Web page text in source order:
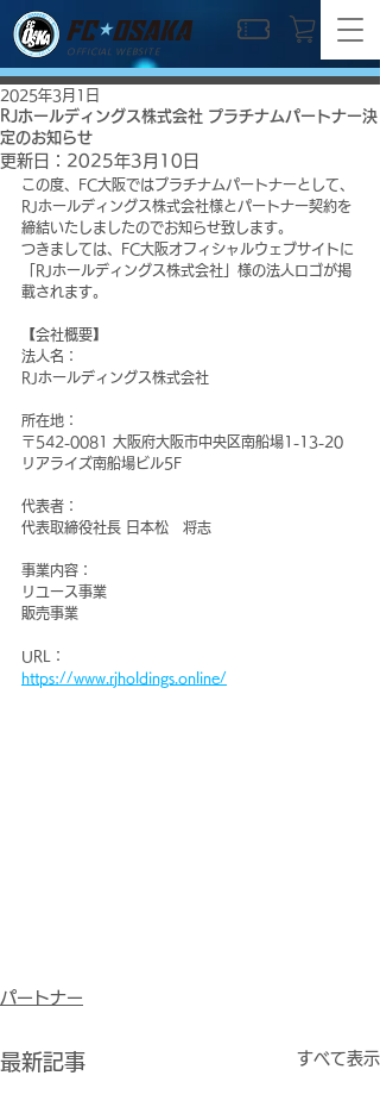
OFFICIAL WEBSITE
RJホールディングス株式会社 プラチナムパートナー決
定のお知らせ
2025年3月1日
更新日： 2025年3月10日
この度、FC大阪ではプラチナムパートナーとして、
RJホールディングス株式会社様とパートナー契約を
締結いたしましたのでお知らせ致します。
つきましては、FC大阪オフィシャルウェブサイトに
「RJホールディングス株式会社」様の法人ロゴが掲
載されます。
【会社概要】
法人名：
RJホールディングス株式会社
所在地：
〒542-0081 大阪府大阪市中央区南船場1-13-20
リアライズ南船場ビル5F
代表者：
代表取締役社長 日本松　将志
事業内容：
リユース事業
​販売事業
URL：
https://www.rjholdings.online/
パートナー
最新記事 すべて表示